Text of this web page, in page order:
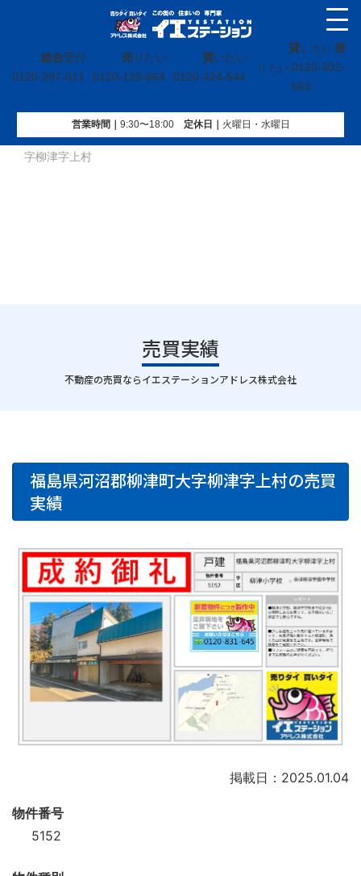
総合受付
0120-297-011
売りたい
0120-139-664
買いたい
0120-424-544
貸し たい 借
り たい 0120-302-
563
営業時間｜ 9:30〜18:00定休⽇｜ 火曜⽇・水曜⽇
イエステーション»売買実績»戸建»福島県河沼郡柳津町大
字柳津字上村
売買実績
｜
不動産の売買ならイエステーションアドレス株式会社
福島県河沼郡柳津町大字柳津字上村の売買
実績
掲載日：2025.01.04
物件番号
5152